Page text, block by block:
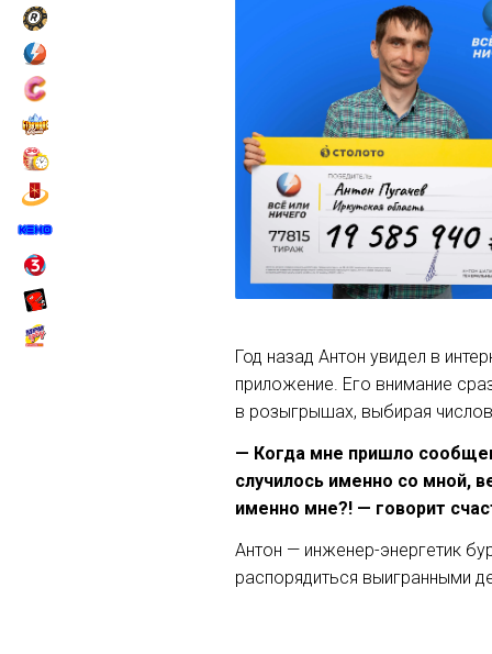
Год назад Антон увидел в
приложение. Его внимание
в розыгрышах, выбирая
— Когда мне пришло
случилось именно со мной,
именно мне?! — говорит
Антон — инженер-энергетик
распорядиться выигранными